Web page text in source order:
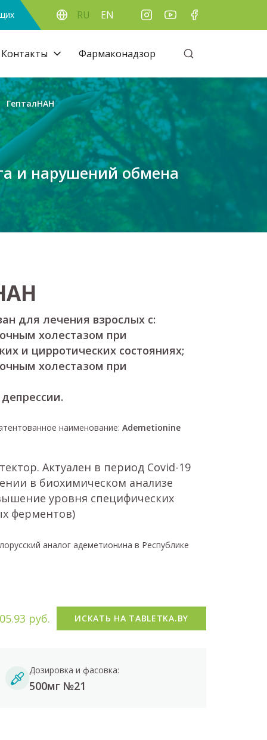
RU EN
Контакты Фармаконадзор
ГепталНАН
и нарушений обмена
для лечения взрослых с:
холестазом при
и цирротических состояниях;
холестазом при
наименование: Ademetionine
Актуален в период Covid-19
в биохимическом анализе
уровня специфических
ферментов)
аналог адеметионина в Республике
руб. ИСКАТЬ НА TABLETKA.BY
Дозировка и фасовка:
500мг №21